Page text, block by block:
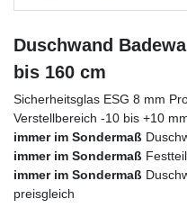
Duschwand
bis 160 cm
Sicherheitsglas ESG 8 mm
Verstellbereich -10 bis +10
immer im Sondermaß
immer im Sondermaß
immer im Sondermaß
preisgleich